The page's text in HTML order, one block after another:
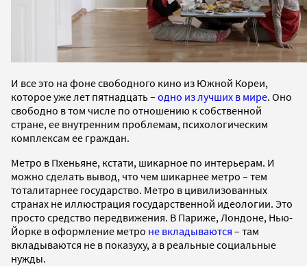
И все это на фоне свободного кино из Южной Кореи,
которое уже лет пятнадцать – одно из лучших в мире. Оно
свободно в том числе по отношению к собственной
стране, ее внутренним проблемам, психологическим
комплексам ее граждан.
Метро в Пхеньяне, кстати, шикарное по интерьерам. И
можно сделать вывод, что чем шикарнее метро – тем
тоталитарнее государство. Метро в цивилизованных
странах не иллюстрация государственной идеологии. Это
просто средство передвижения. В Париже, Лондоне, Нью-
Йорке в оформление метро не вкладываются – там
вкладываются не в показуху, а в реальные социальные
нужды.